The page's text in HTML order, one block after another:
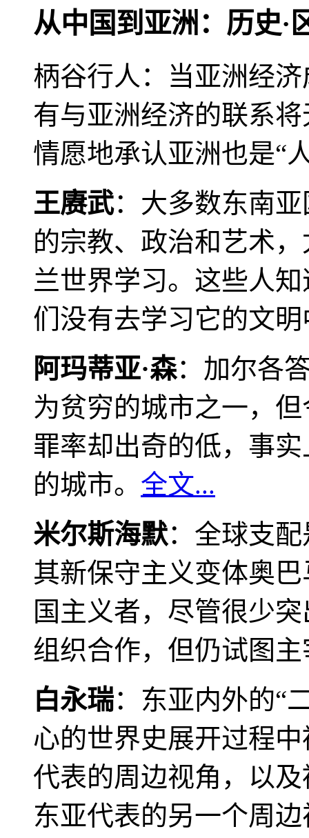
从中国到亚洲：历史·
柄谷行人：当亚洲经
有与亚洲经济的联系
情愿地承认亚洲也是“
王赓武：大多数东南
的宗教、政治和艺术
兰世界学习。这些人
们没有去学习它的文
阿玛蒂亚·森：加尔各
为贫穷的城市之一，
罪率却出奇的低，事
的城市。 全文...
米尔斯海默：全球支
其新保守主义变体奥
国主义者，尽管很少
组织合作，但仍试图
白永瑞：东亚内外的“
心的世界史展开过程
代表的周边视角，以
东亚代表的另一个周